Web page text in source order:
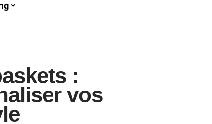
:
vos